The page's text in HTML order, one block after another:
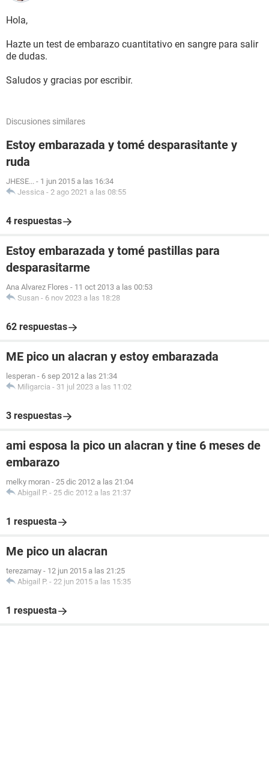
Hola,
Hazte un test de embarazo cuantitativo en sangre para salir
de dudas.
Saludos y gracias por escribir.
Discusiones similares
Estoy embarazada y tomé desparasitante y
ruda
JHESE... - 1 jun 2015 a las 16:34
Jessica - 2 ago 2021 a las 08:55
4 respuestas
Estoy embarazada y tomé pastillas para
desparasitarme
Ana Alvarez Flores - 11 oct 2013 a las 00:53
Susan - 6 nov 2023 a las 18:28
62 respuestas
ME pico un alacran y estoy embarazada
lesperan - 6 sep 2012 a las 21:34
Miligarcia - 31 jul 2023 a las 11:02
3 respuestas
ami esposa la pico un alacran y tine 6 meses de
embarazo
melky moran - 25 dic 2012 a las 21:04
Abigail P. - 25 dic 2012 a las 21:37
1 respuesta
Me pico un alacran
terezamay - 12 jun 2015 a las 21:25
Abigail P. - 22 jun 2015 a las 15:35
1 respuesta